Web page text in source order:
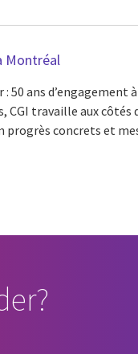
Montréal
50 ans
CGI travaille aux
concrets et